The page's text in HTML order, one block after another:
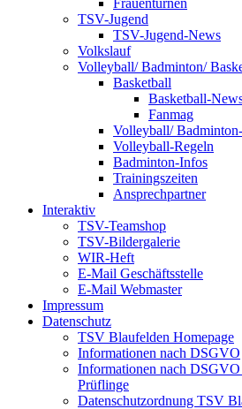
Frauenturnen
TSV-Jugend
TSV-Jugend-News
Volkslauf
Volleyball/ Badminton/
Basketball
Basketball-
Fanmag
Volleyball/
Volleyball-Regeln
Badminton-Infos
Trainingszeiten
Ansprechpartner
Interaktiv
TSV-Teamshop
TSV-Bildergalerie
WIR-Heft
E-Mail Geschäftsstelle
E-Mail Webmaster
Impressum
Datenschutz
TSV Blaufelden Homepage
Informationen nach DSGVO
Informationen nach
Prüflinge
Datenschutzordnung TSV